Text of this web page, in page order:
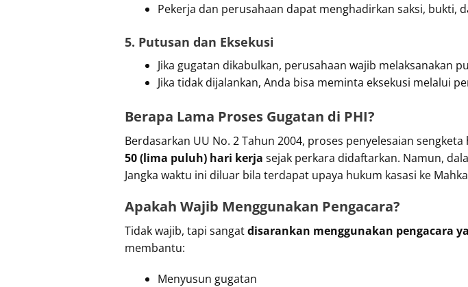
Pekerja dan perusahaan dapat menghadirkan saksi, bukti,
5. Putusan dan Eksekusi
Jika gugatan dikabulkan, perusahaan wajib melaksanakan
Jika tidak dijalankan, Anda bisa meminta eksekusi melalui
Berapa Lama Proses Gugatan di PHI?
Berdasarkan UU No. 2 Tahun 2004, proses penyelesaian
50 (lima puluh) hari kerja sejak perkara didaftarkan. Namun,
Jangka waktu ini diluar bila terdapat upaya hukum kasasi ke
Apakah Wajib Menggunakan Pengacara?
Tidak wajib, tapi sangatdisarankan menggunakan pengacara
membantu:
Menyusun gugatan